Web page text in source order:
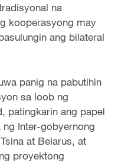
na
kooperasyong may
ang bilateral
panig na pabutihin
sa loob ng
patingkarin ang papel
Inter-gobyernong
at Belarus, at
proyektong